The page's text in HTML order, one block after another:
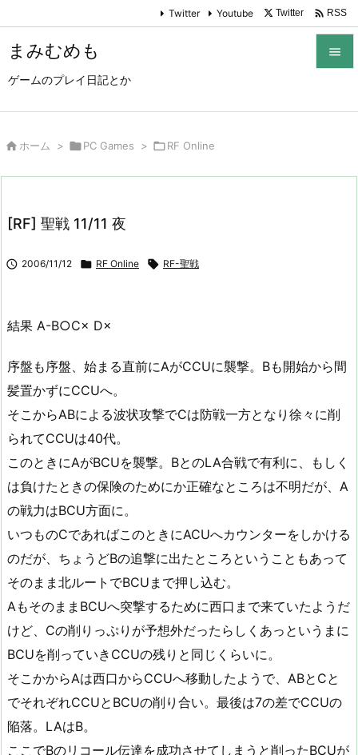
まみむめも
ゲームのプレイ日記とか

Twitter Youtube Twitter  RSS
 ホーム > PC Games > RF Online
[RF] 聖戦 11/11 夜
 2006/11/12  RF Online  RF-聖戦
結果 A-B○C× D×
序盤も序盤、始まる直前にAがCCUに襲撃。Bも開始から間
髪置かずにCCUへ。
そこからABによる波状攻撃でCは防戦一方となり徐々に削
られてCCUは40代。
このときにAがBCUを襲撃。BとのLA合戦で有利に、もしく
は負けたときの保険のためにか正確なところは不明だが、A
の戦力はBCU方面に。
いつものCであればこのときにACUへカウンターをしかける
のだが、ちょうどBの追撃に出たところということもあって
そのまま北ルートでBCUまで押し込む。
AもそのままBCUへ突撃するために西口まで来ていたようだ
けど、Cの削りっぷりが予想外だったらしくあっというまに
BCUを削っていきCCUの残りと同じくらいに。
そこかからAは西口からCCUへ移動したようで、ABとCと
でそれぞれCCUとBCUの削り合い。最後は7の差でCCUの
陥落。LAはB。
ここでBのリコール伝達を成功させてしまうと削ったBCUが